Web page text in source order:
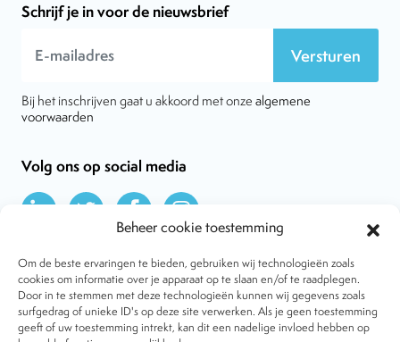
Beheer cookie toestemming
Om de beste ervaringen te bieden, gebruiken wij technologieën zoals
cookies om informatie over je apparaat op te slaan en/of te raadplegen.
Door in te stemmen met deze technologieën kunnen wij gegevens zoals
surfgedrag of unieke ID's op deze site verwerken. Als je geen toestemming
geeft of uw toestemming intrekt, kan dit een nadelige invloed hebben op
Schrijf je in voor de nieuwsbrief
Versturen
Bij het inschrijven gaat u akkoord met onze algemene
voorwaarden
Volg ons op social media
Over VtdK
Contact
Nieuws